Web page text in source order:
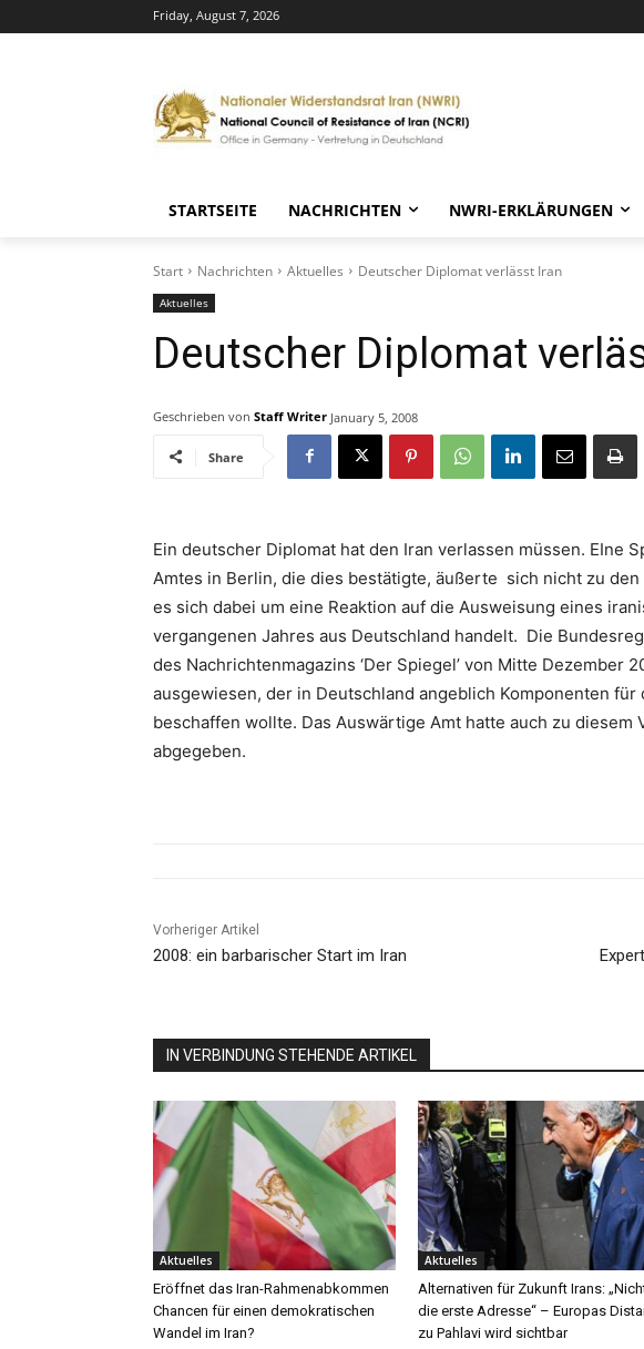
Friday, August 7, 2026
STARTSEITE NACHRICHTEN NWRI-ERKLÄRUNGEN
Start Nachrichten Aktuelles Deutscher Diplomat verlässt Iran
Aktuelles
Deutscher Diplomat
Geschrieben von Staff Writer January 5, 2008
Share
Ein deutscher Diplomat hat den Iran verlassen müssen. EIne
Amtes in Berlin, die dies bestätigte, äußerte sich nicht zu
es sich dabei um eine Reaktion auf die Ausweisung eines
vergangenen Jahres aus Deutschland handelt. Die
des Nachrichtenmagazins ‘Der Spiegel’ von Mitte Dezember
ausgewiesen, der in Deutschland angeblich Komponenten
beschaffen wollte. Das Auswärtige Amt hatte auch zu diesem
abgegeben.
Vorheriger Artikel
2008: ein barbarischer Start im Iran
IN VERBINDUNG STEHENDE ARTIKEL
Aktuelles
Eröffnet das Iran-Rahmenabkommen
Chancen für einen demokratischen
Wandel im Iran?
Aktuelles
Alternativen für Zukunft Irans:
die erste Adresse“ – Europas
zu Pahlavi wird sichtbar